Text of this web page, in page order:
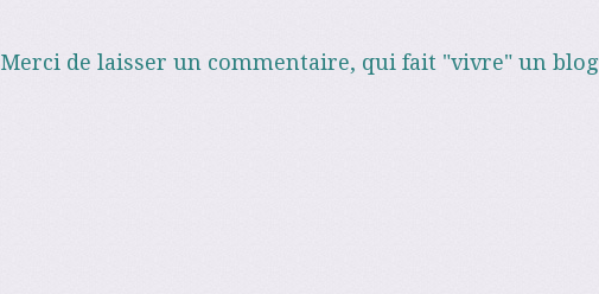
Merci de laisser un commentaire, qui fait "vivre" un blog